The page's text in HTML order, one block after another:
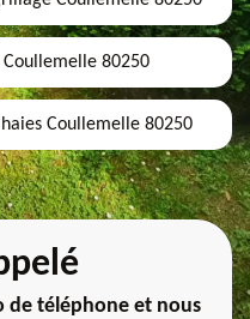
80250
Coullemelle 80250
de téléphone et nous